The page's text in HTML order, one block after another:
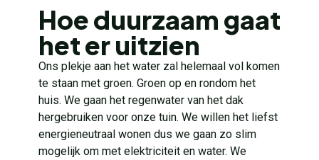
Hoe duurzaam gaat
het er uitzien
Ons plekje aan het water zal helemaal vol komen
te staan met groen. Groen op en rondom het
huis. We gaan het regenwater van het dak
hergebruiken voor onze tuin. We willen het liefst
energieneutraal wonen dus we gaan zo slim
mogelijk om met elektriciteit en water. We